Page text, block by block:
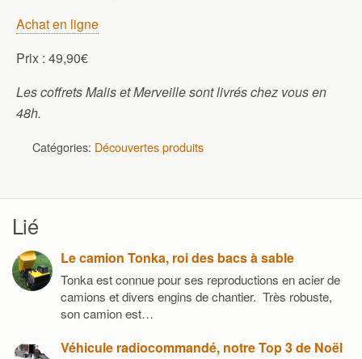
Achat en ligne
Prix : 49,90€
Les coffrets Malis et Merveille sont livrés chez vous en
48h.
Catégories: Découvertes produits
Lié
Le camion Tonka, roi des bacs à sable
Tonka est connue pour ses reproductions en acier de
camions et divers engins de chantier. Très robuste,
son camion est…
Véhicule radiocommandé, notre Top 3 de Noël